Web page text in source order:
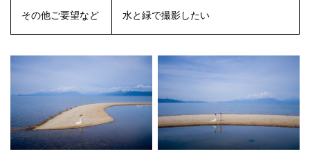
その他ご要望など 水と緑で撮影したい